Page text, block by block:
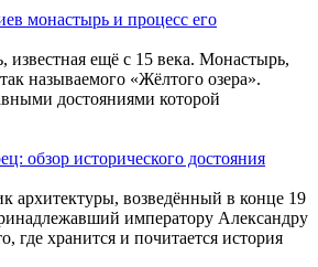
монастырь и процесс его
известная ещё с 15 века. Монастырь,
называемого «Жёлтого озера».
достояниями которой
обзор исторического достояния
архитектуры, возведённый в конце 19
императору Александру
где хранится и почитается история